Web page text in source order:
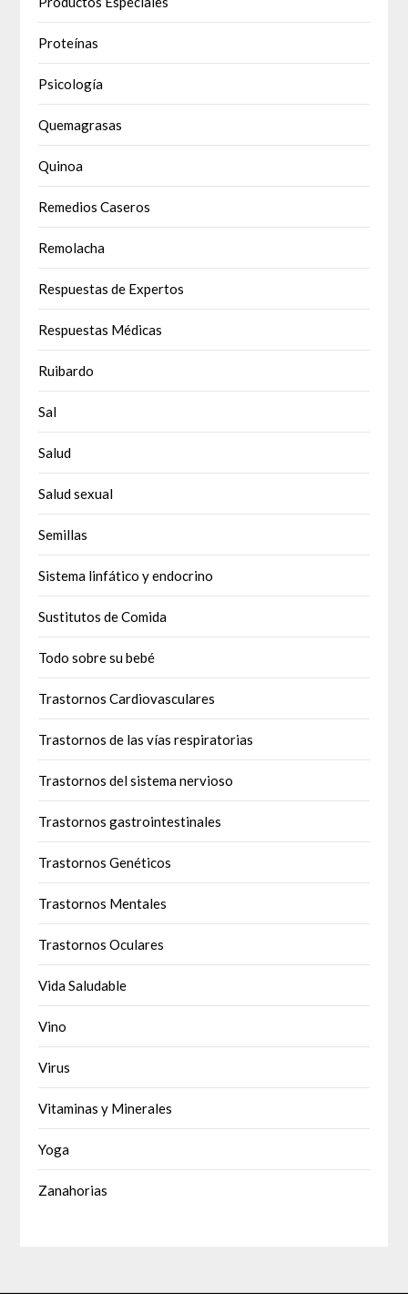
Proteínas
Psicología
Quemagrasas
Quinoa
Remedios Caseros
Remolacha
Respuestas de Expertos
Respuestas Médicas
Ruibardo
Sal
Salud
Salud sexual
Semillas
Sistema linfático y endocrino
Sustitutos de Comida
Todo sobre su bebé
Trastornos Cardiovasculares
Trastornos de las vías respiratorias
Trastornos del sistema nervioso
Trastornos gastrointestinales
Trastornos Genéticos
Trastornos Mentales
Trastornos Oculares
Vida Saludable
Vino
Virus
Vitaminas y Minerales
Yoga
Zanahorias